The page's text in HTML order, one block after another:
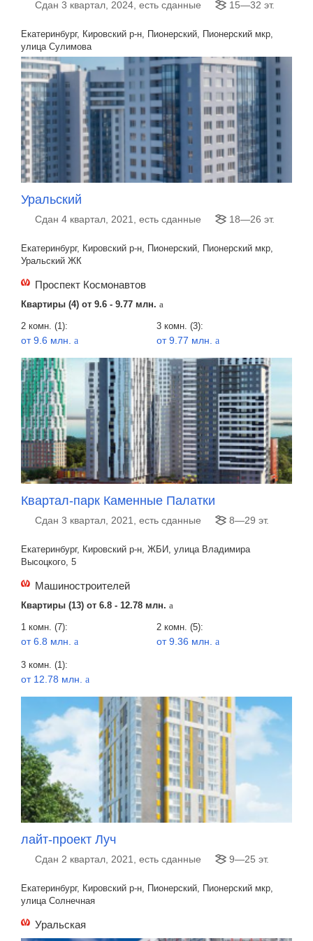
Сдан 3 квартал, 2024, есть сданные 15—32 эт.
Екатеринбург, Кировский р-н, Пионерский, Пионерский мкр,
улица Сулимова
Уральский
Сдан 4 квартал, 2021, есть сданные 18—26 эт.
Екатеринбург, Кировский р-н, Пионерский, Пионерский мкр,
Уральский ЖК
Проспект Космонавтов
Квартиры (4) от 9.6 - 9.77 млн. a
2 комн. (1):
от 9.6 млн. a
3 комн. (3):
от 9.77 млн. a
Квартал-парк Каменные Палатки
Сдан 3 квартал, 2021, есть сданные 8—29 эт.
Екатеринбург, Кировский р-н, ЖБИ, улица Владимира
Высоцкого, 5
Машиностроителей
Квартиры (13) от 6.8 - 12.78 млн. a
1 комн. (7):
от 6.8 млн. a
2 комн. (5):
от 9.36 млн. a
3 комн. (1):
от 12.78 млн. a
лайт-проект Луч
Сдан 2 квартал, 2021, есть сданные 9—25 эт.
Екатеринбург, Кировский р-н, Пионерский, Пионерский мкр,
улица Солнечная
Уральская